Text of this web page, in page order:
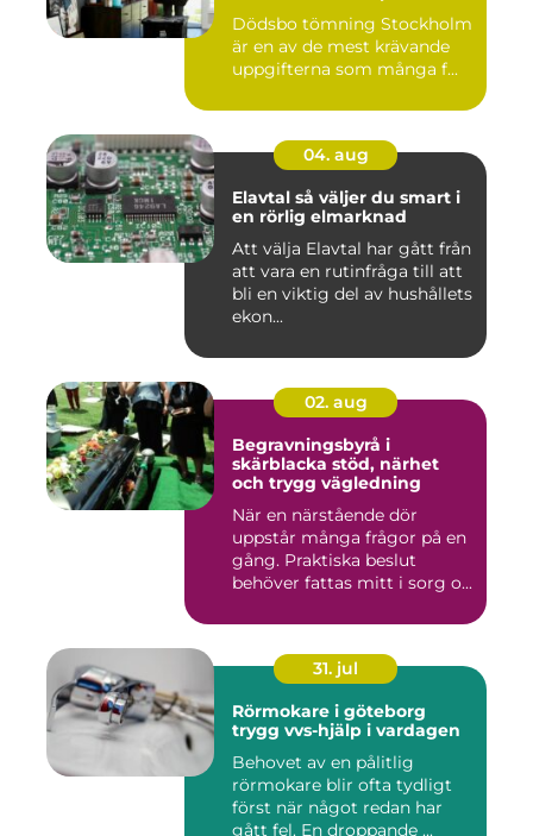
Dödsbo tömning Stockholm
är en av de mest krävande
uppgifterna som många f...
04. aug
Elavtal så väljer du smart i
en rörlig elmarknad
Att välja Elavtal har gått från
att vara en rutinfråga till att
bli en viktig del av hushållets
ekon...
02. aug
Begravningsbyrå i
skärblacka stöd, närhet
och trygg vägledning
När en närstående dör
uppstår många frågor på en
gång. Praktiska beslut
behöver fattas mitt i sorg o...
31. jul
Rörmokare i göteborg
trygg vvs-hjälp i vardagen
Behovet av en pålitlig
rörmokare blir ofta tydligt
först när något redan har
gått fel. En droppande ...